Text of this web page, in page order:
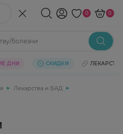
0 0
болезни
ДНИ СКИДКИ ЛЕКАРСТВА
Лекарства и БАД